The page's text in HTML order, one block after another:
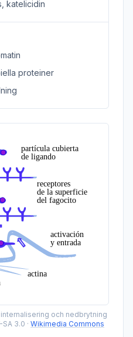
katelicidin
proteiner
och nedbrytning
SA 3.0 · Wikimedia Commons